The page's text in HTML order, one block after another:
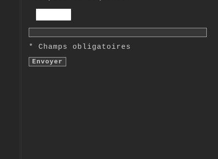
* Champs obligatoires